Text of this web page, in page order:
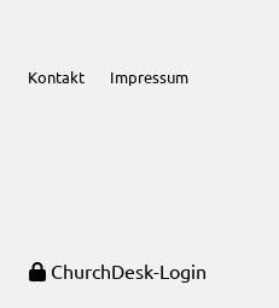
Kontakt Impressum
ChurchDesk-Login